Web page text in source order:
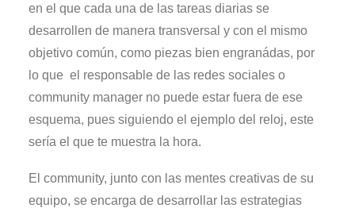
en el que cada una de las tareas diarias se
desarrollen de manera transversal y con el mismo
objetivo común, como piezas bien engranádas, por
lo que el responsable de las redes sociales o
community manager no puede estar fuera de ese
esquema, pues siguiendo el ejemplo del reloj, este
sería el que te muestra la hora.
El community, junto con las mentes creativas de su
equipo, se encarga de desarrollar las estrategias